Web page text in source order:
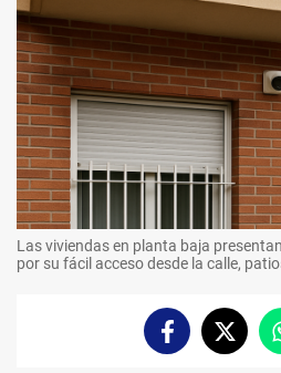
Las viviendas en planta baja
por su fácil acceso desde la calle,
FacebookTwitter